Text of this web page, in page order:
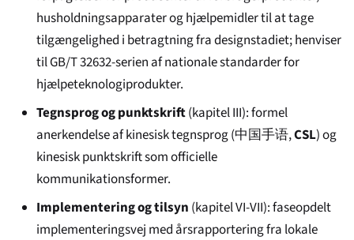
husholdningsapparater og hjælpemidler til at tage
tilgængelighed i betragtning fra designstadiet; henviser
til GB/T 32632-serien af nationale standarder for
hjælpeteknologiprodukter.
Tegnsprog og punktskrift(kapitel III): formel
anerkendelse af kinesisk tegnsprog (中国手语,CSL) og
kinesisk punktskrift som officielle
kommunikationsformer.
Implementering og tilsyn (kapitel VI-VII): faseopdelt
implementeringsvej med årsrapportering fra lokale